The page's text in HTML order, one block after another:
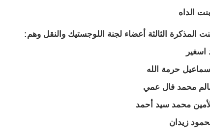
الداه
المذكرة الثالثة أعضاء لجنة اللوجستيك والنقل وهم:
اسغير
حرمة الله
محمد فال عمي
محمد سيد أحمد
زيدان